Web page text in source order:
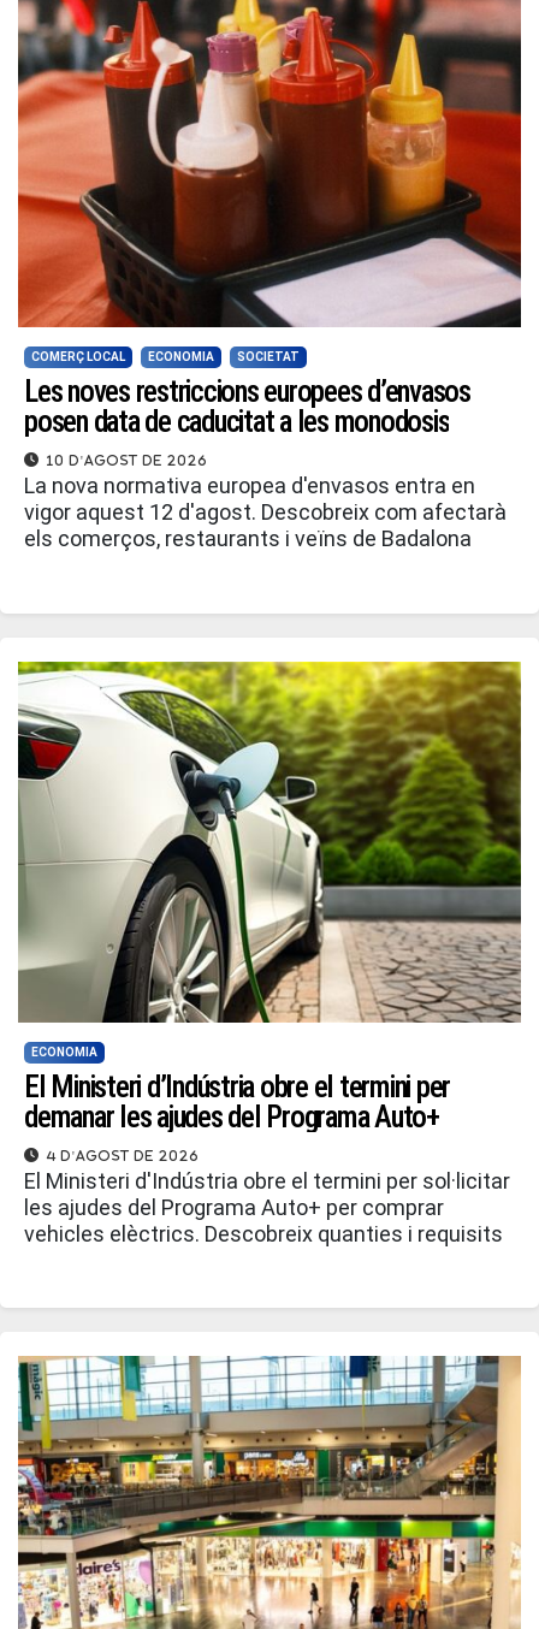
COMERÇ LOCAL ECONOMIA SOCIETAT
Les noves restriccions europees d’envasos
posen data de caducitat a les monodosis
10 d'agost de 2026
La nova normativa europea d'envasos entra en
vigor aquest 12 d'agost. Descobreix com afectarà
els comerços, restaurants i veïns de Badalona
ECONOMIA
El Ministeri d’Indústria obre el termini per
demanar les ajudes del Programa Auto+
4 d'agost de 2026
El Ministeri d'Indústria obre el termini per sol·licitar
les ajudes del Programa Auto+ per comprar
vehicles elèctrics. Descobreix quanties i requisits